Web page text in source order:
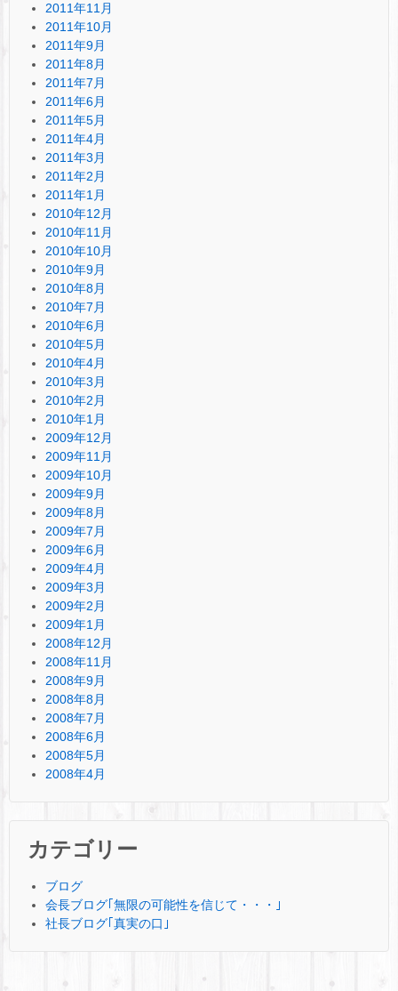
2011年11月
2011年10月
2011年9月
2011年8月
2011年7月
2011年6月
2011年5月
2011年4月
2011年3月
2011年2月
2011年1月
2010年12月
2010年11月
2010年10月
2010年9月
2010年8月
2010年7月
2010年6月
2010年5月
2010年4月
2010年3月
2010年2月
2010年1月
2009年12月
2009年11月
2009年10月
2009年9月
2009年8月
2009年7月
2009年6月
2009年4月
2009年3月
2009年2月
2009年1月
2008年12月
2008年11月
2008年9月
2008年8月
2008年7月
2008年6月
2008年5月
2008年4月
カテゴリー
ブログ
会長ブログ｢無限の可能性を信じて・・・｣
社長ブログ｢真実の口｣